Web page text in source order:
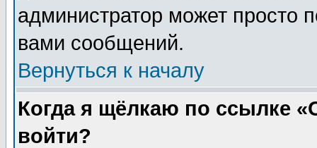
администратор может просто
вами сообщений.
Вернуться к началу
Когда я щёлкаю по ссылке
войти?